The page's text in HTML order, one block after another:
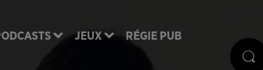
JEUX RÉGIE PUB